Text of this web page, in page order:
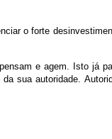
o forte
e agem. Isto já
sua autoridade.